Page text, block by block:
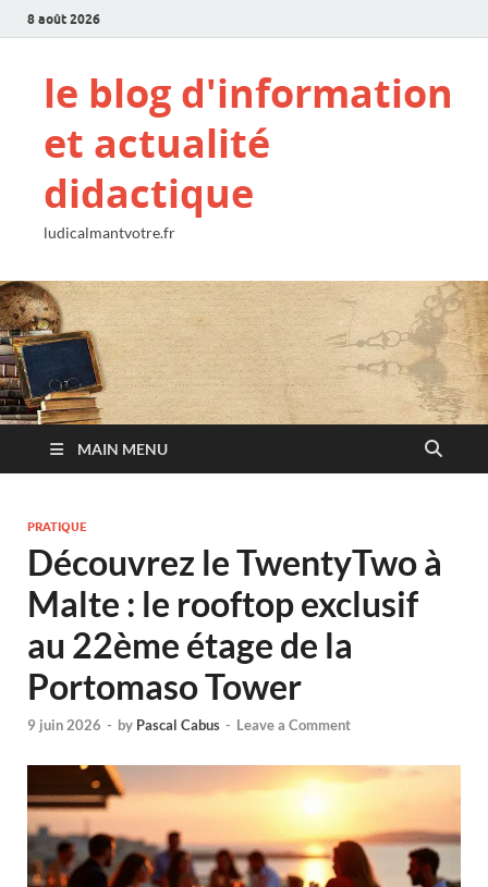
8 août 2026
le blog d'information
et actualité
didactique
ludicalmantvotre.fr
MAIN MENU
PRATIQUE
Découvrez le TwentyTwo à
Malte : le rooftop exclusif
au 22ème étage de la
Portomaso Tower
9 juin 2026 - by Pascal Cabus - Leave a Comment